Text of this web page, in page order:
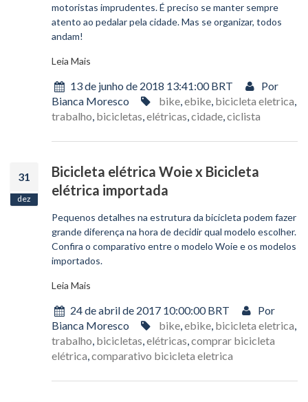
motoristas imprudentes. É preciso se manter sempre
atento ao pedalar pela cidade. Mas se organizar, todos
andam!
Leia Mais
13 de junho de 2018 13:41:00 BRT
Por
Bianca Moresco
bike,ebike, bicicleta eletrica,
trabalho, bicicletas,elétricas,cidade,ciclista
31
dez
Bicicleta elétrica Woie x Bicicleta
elétrica importada
Pequenos detalhes na estrutura da bicicleta podem fazer
grande diferença na hora de decidir qual modelo escolher.
Confira o comparativo entre o modelo Woie e os modelos
importados.
Leia Mais
24 de abril de 2017 10:00:00 BRT
Por
Bianca Moresco
bike,ebike, bicicleta eletrica,
trabalho, bicicletas,elétricas,comprar bicicleta
elétrica,comparativo bicicleta eletrica